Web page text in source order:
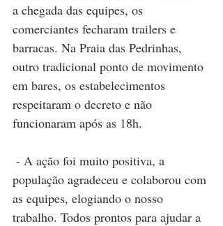
a chegada das equipes, os
comerciantes fecharam trailers e
barracas. Na Praia das Pedrinhas,
outro tradicional ponto de movimento
em bares, os estabelecimentos
respeitaram o decreto e não
funcionaram após as 18h.
população agradeceu e colaborou com
as equipes, elogiando o nosso
trabalho. Todos prontos para ajudar a